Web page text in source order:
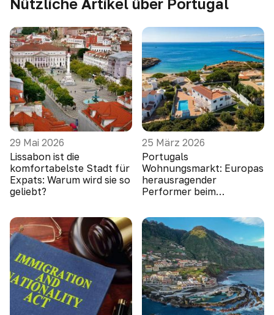
29 Mai 2026
Lissabon ist die
komfortabelste Stadt für
Expats: Warum wird sie so
geliebt?
25 März 2026
Portugals
Wohnungsmarkt: Europas
herausragender
Performer beim